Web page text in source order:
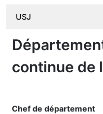
USJ
continue de
Chef de département